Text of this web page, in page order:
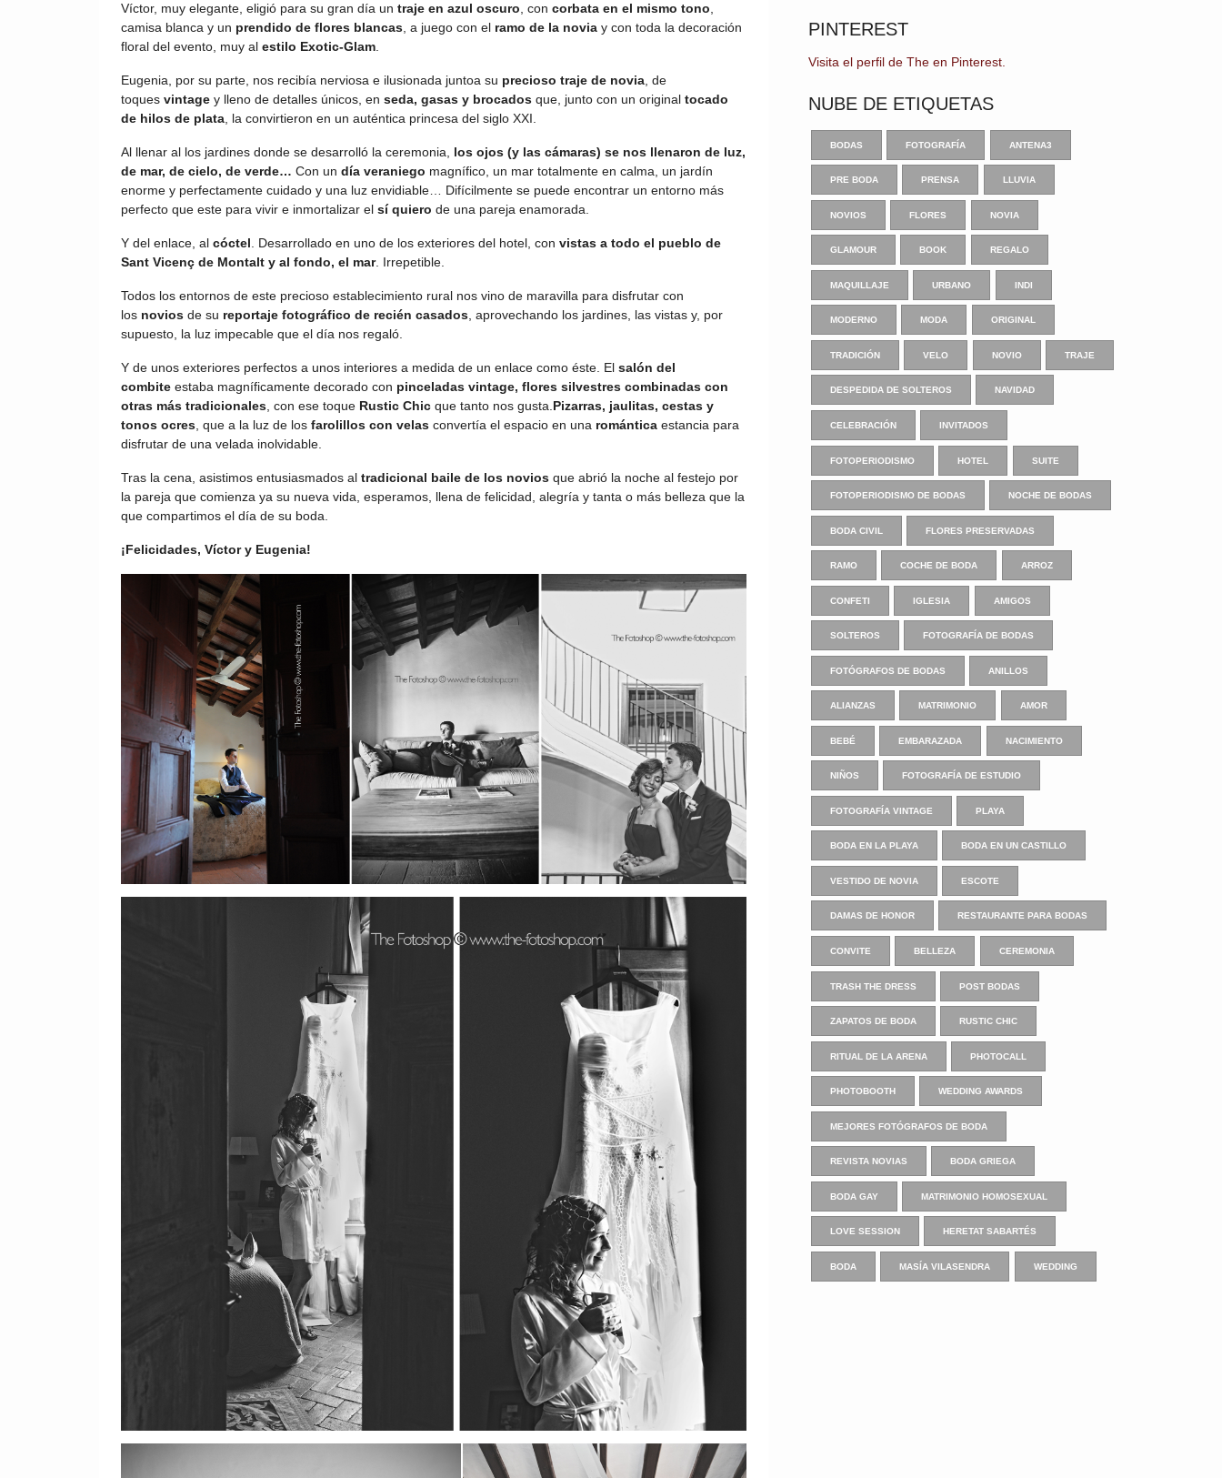
Víctor, muy elegante, eligió para su gran día un traje en azul oscuro , con corbata en el mismo tono
camisa blanca y un prendido de flores blancas , a juego con el ramo de la novia y con toda la decoración
floral del evento, muy al estilo Exotic-Glam
Eugenia, por su parte, nos recibía nerviosa e ilusionada juntoa su precioso traje de novia , de
toques vintage y lleno de detalles únicos, en seda, gasas y brocados que, junto con un original tocado
de hilos de plata , la convirtieron en un auténtica princesa del siglo XXI.
Al llenar al los jardines donde se desarrolló la ceremonia, los ojos (y las cámaras) se nos llenaron de luz,
de mar, de cielo, de verde… Con un día veraniego magnífico, un mar totalmente en calma, un jardín
enorme y perfectamente cuidado y una luz envidiable… Difícilmente se puede encontrar un entorno más
perfecto que este para vivir e inmortalizar el sí quiero de una pareja enamorada.
Y del enlace, al cóctel . Desarrollado en uno de los exteriores del hotel, con vistas a todo el pueblo de
Sant Vicenç de Montalt y al fondo, el mar. Irrepetible.
Todos los entornos de este precioso establecimiento rural nos vino de maravilla para disfrutar con
los novios de su reportaje fotográfico de recién casados , aprovechando los jardines, las vistas y, por
supuesto, la luz impecable que el día nos regaló.
Y de unos exteriores perfectos a unos interiores a medida de un enlace como éste. El salón del
combite estaba magníficamente decorado con pinceladas vintage, flores silvestres combinadas con
otras más tradicionales , con ese toque Rustic Chic que tanto nos gusta. Pizarras, jaulitas, cestas y
tonos ocres , que a la luz de los farolillos con velas convertía el espacio en una romántica estancia para
disfrutar de una velada inolvidable.
Tras la cena, asistimos entusiasmados al tradicional baile de los novios que abrió la noche al festejo por
la pareja que comienza ya su nueva vida, esperamos, llena de felicidad, alegría y tanta o más belleza que la
que compartimos el día de su boda.
¡Felicidades, Víctor y Eugenia!
PINTEREST
Visita el perfil de The en Pinterest.
NUBE DE ETIQUETAS
BODAS FOTOGRAFÍA ANTENA3
PRE BODA PRENSA LLUVIA
NOVIOS FLORES NOVIA
GLAMOUR BOOK REGALO
MAQUILLAJE URBANO INDI
MODERNO MODA ORIGINAL
TRADICIÓN VELO NOVIO TRAJE
DESPEDIDA DE SOLTEROS NAVIDAD
CELEBRACIÓN INVITADOS
FOTOPERIODISMO HOTEL SUITE
FOTOPERIODISMO DE BODAS NOCHE DE BODAS
BODA CIVIL FLORES PRESERVADAS
RAMO COCHE DE BODA ARROZ
CONFETI IGLESIA AMIGOS
SOLTEROS FOTOGRAFÍA DE BODAS
FOTÓGRAFOS DE BODAS ANILLOS
ALIANZAS MATRIMONIO AMOR
BEBÉ EMBARAZADA NACIMIENTO
NIÑOS FOTOGRAFÍA DE ESTUDIO
FOTOGRAFÍA VINTAGE PLAYA
BODA EN LA PLAYA BODA EN UN CASTILLO
VESTIDO DE NOVIA ESCOTE
DAMAS DE HONOR RESTAURANTE PARA BODAS
CONVITE BELLEZA CEREMONIA
TRASH THE DRESS POST BODAS
ZAPATOS DE BODA RUSTIC CHIC
RITUAL DE LA ARENA PHOTOCALL
PHOTOBOOTH WEDDING AWARDS
MEJORES FOTÓGRAFOS DE BODA
REVISTA NOVIAS BODA GRIEGA
BODA GAY MATRIMONIO HOMOSEXUAL
LOVE SESSION HERETAT SABARTÉS
BODA MASÍA VILASENDRA WEDDING